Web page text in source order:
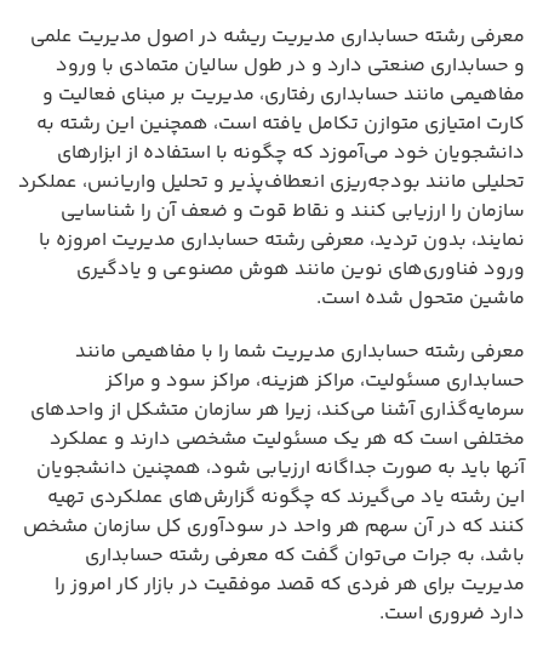
معرفی رشته حسابداری مدیریت ریشه در اصول مدیریت علمی
و حسابداری صنعتی دارد و در طول سالیان متمادی با ورود
مفاهیمی مانند حسابداری رفتاری، مدیریت بر مبنای فعالیت و
کارت امتیازی متوازن تکامل یافته است، همچنین این رشته به
دانشجویان خود می‌آموزد که چگونه با استفاده از ابزارهای
تحلیلی مانند بودجه‌ریزی انعطاف‌پذیر و تحلیل واریانس، عملکرد
سازمان را ارزیابی کنند و نقاط قوت و ضعف آن را شناسایی
نمایند، بدون تردید، معرفی رشته حسابداری مدیریت امروزه با
ورود فناوری‌های نوین مانند هوش مصنوعی و یادگیری
ماشین متحول شده است.
معرفی رشته حسابداری مدیریت شما را با مفاهیمی مانند
حسابداری مسئولیت، مراکز هزینه، مراکز سود و مراکز
سرمایه‌گذاری آشنا می‌کند، زیرا هر سازمان متشکل از واحدهای
مختلفی است که هر یک مسئولیت مشخصی دارند و عملکرد
آنها باید به صورت جداگانه ارزیابی شود، همچنین دانشجویان
این رشته یاد می‌گیرند که چگونه گزارش‌های عملکردی تهیه
کنند که در آن سهم هر واحد در سودآوری کل سازمان مشخص
باشد، به جرات می‌توان گفت که معرفی رشته حسابداری
مدیریت برای هر فردی که قصد موفقیت در بازار کار امروز را
دارد ضروری است.